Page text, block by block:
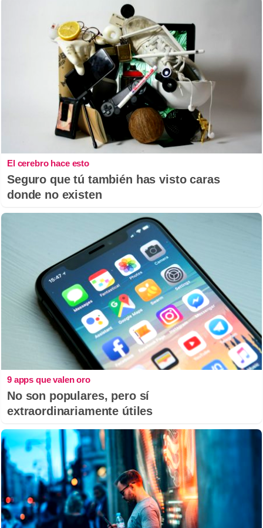
El cerebro hace esto
Seguro que tú también has visto caras
donde no existen
9 apps que valen oro
No son populares, pero sí
extraordinariamente útiles